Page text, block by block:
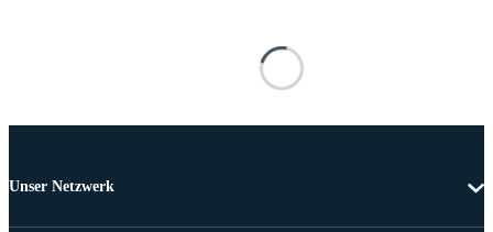
Unser Netzwerk